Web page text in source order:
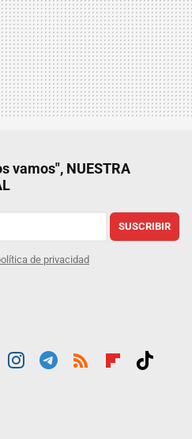
vamos", NUESTRA
SUSCRIBIR
de privacidad